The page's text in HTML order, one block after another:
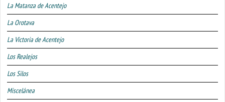
La Matanza de Acentejo
La Orotava
La Victoria de Acentejo
Los Realejos
Los Silos
Miscelánea